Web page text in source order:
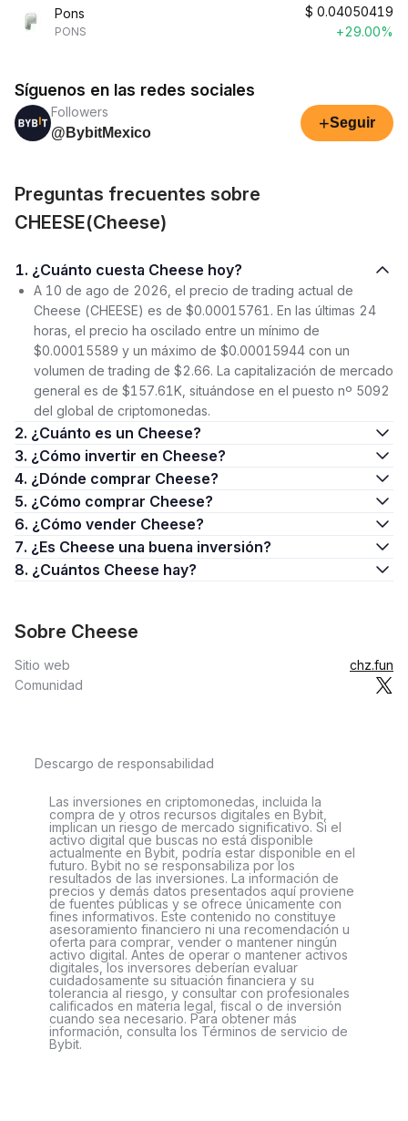
Pons
PONS
$ 0.04050419
+29.00%
Síguenos en las redes sociales
Followers
@BybitMexico
+Seguir
Preguntas frecuentes sobre
CHEESE(Cheese)
1. ¿Cuánto cuesta Cheese hoy?
A 10 de ago de 2026, el precio de trading actual de
Cheese (CHEESE) es de $0.00015761. En las últimas 24
horas, el precio ha oscilado entre un mínimo de
$0.00015589 y un máximo de $0.00015944 con un
volumen de trading de $2.66. La capitalización de mercado
general es de $157.61K, situándose en el puesto nº 5092
del global de criptomonedas.
2. ¿Cuánto es un Cheese?
3. ¿Cómo invertir en Cheese?
4. ¿Dónde comprar Cheese?
5. ¿Cómo comprar Cheese?
6. ¿Cómo vender Cheese?
7. ¿Es Cheese una buena inversión?
8. ¿Cuántos Cheese hay?
Sobre Cheese
Sitio web
chz.fun
Comunidad
Descargo de responsabilidad
Las inversiones en criptomonedas, incluida la
compra de y otros recursos digitales en Bybit,
implican un riesgo de mercado significativo. Si el
activo digital que buscas no está disponible
actualmente en Bybit, podría estar disponible en el
futuro. Bybit no se responsabiliza por los
resultados de las inversiones. La información de
precios y demás datos presentados aquí proviene
de fuentes públicas y se ofrece únicamente con
fines informativos. Este contenido no constituye
asesoramiento financiero ni una recomendación u
oferta para comprar, vender o mantener ningún
activo digital. Antes de operar o mantener activos
digitales, los inversores deberían evaluar
cuidadosamente su situación financiera y su
tolerancia al riesgo, y consultar con profesionales
calificados en materia legal, fiscal o de inversión
cuando sea necesario. Para obtener más
información, consulta los Términos de servicio de
Bybit.